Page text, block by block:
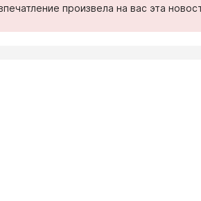
произвела на вас эта